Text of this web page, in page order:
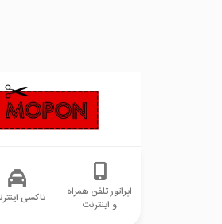
اپراتور تلفن همراه
و اینترنت
تاکسی